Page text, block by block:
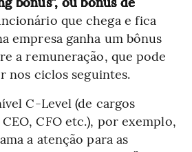
que chega e fica
empresa ganha um bônus
a remuneração, que pode
nos ciclos seguintes.
C-Level (de cargos
CFO etc.), por exemplo,
a atenção para as